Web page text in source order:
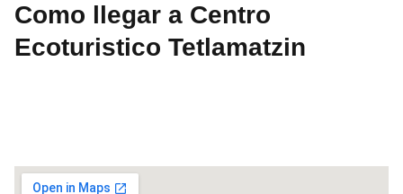
Como llegar a Centro
Ecoturistico Tetlamatzin